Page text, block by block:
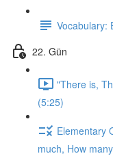
Vocabulary:
22. Gün
"There is,
(5:25)
Elementary
much, How